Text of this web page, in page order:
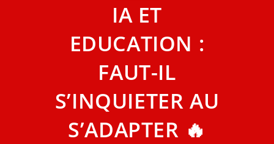
IA ET
EDUCATION :
FAUT-IL
S’INQUIETER AU
S’ADAPTER 🔥